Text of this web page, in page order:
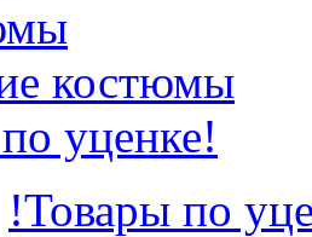
костюмы
уценке!
!Товары по